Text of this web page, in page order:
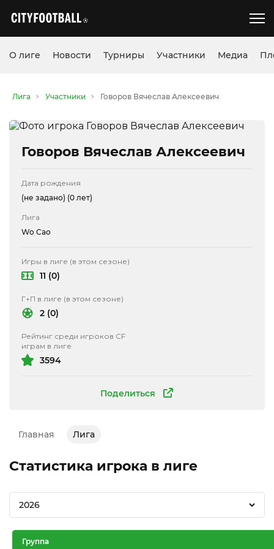
О лиге Новости Турниры Участники Медиа
Лига Участники Говоров Вячеслав Алексеевич
Говоров Вячеслав Алексеевич
Поделиться
Дата рождения
(не задано) (0 лет)
Лига
Wo Cao
Игры в лиге (в этом сезоне)
11 (0)
Г+П в лиге (в этом сезоне)
2 (0)
Рейтинг среди игроков CF
играм в лиге
3594
Главная Лига
Статистика игрока в лиге
2026
Группа